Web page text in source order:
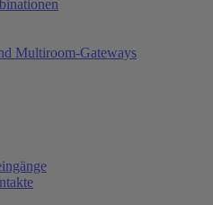
Multiroom-Gateways